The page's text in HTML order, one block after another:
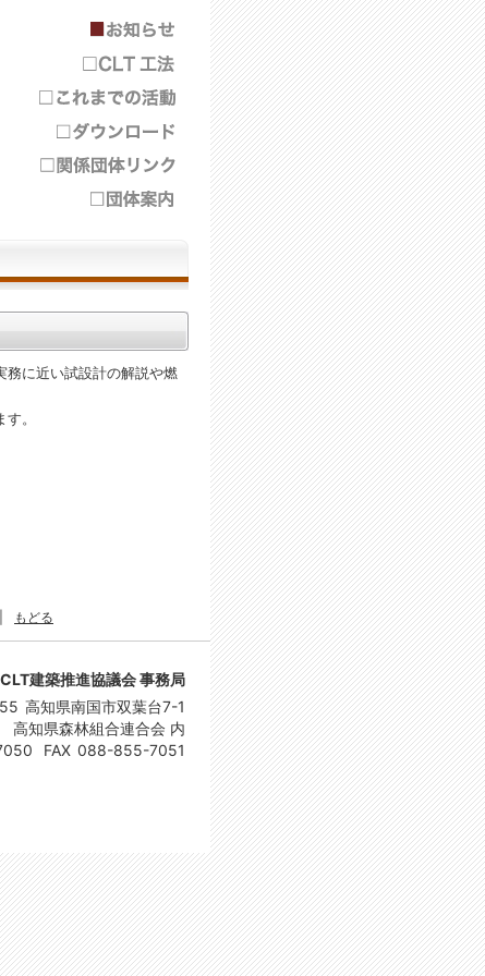
に近い試設計の解説や燃
。
もどる
CLT建築推進協議会 事務局
高知県南国市双葉台7-1
高知県森林組合連合会 内
FAX 088-855-7051